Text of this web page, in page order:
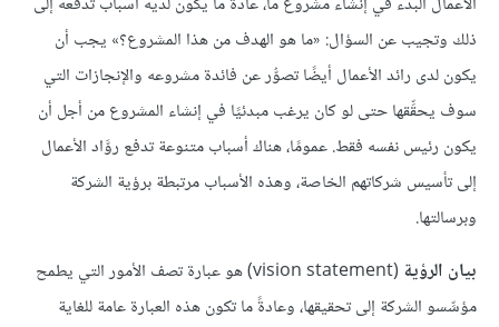
ذلك وتجيب عن السؤال: «ما هو الهدف من هذا المشروع؟» يجب أن
يكون لدى رائد الأعمال أيضًا تصوُّر عن فائدة مشروعه والإنجازات التي
سوف يحقِّقها حتى لو كان يرغب مبدئيًا في إنشاء المشروع من أجل أن
يكون رئيس نفسه فقط. عمومًا، هناك أسباب متنوعة تدفع روَّاد الأعمال
إلى تأسيس شركاتهم الخاصة، وهذه الأسباب مرتبطة برؤية الشركة
وبرسالتها.
بيان الرؤية
(vision statement) هو عبارة تصف الأمور التي يطمح
مؤسِّسو الشركة إلى تحقيقها، وعادةً ما تكون هذه العبارة عامة للغاية